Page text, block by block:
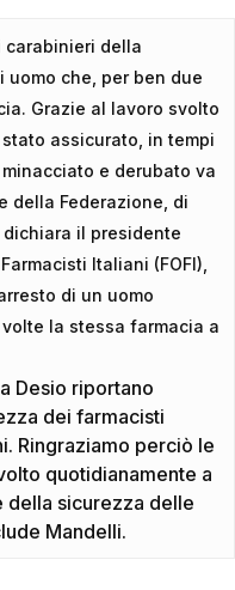
carabinieri della
uomo che, per ben due
Grazie al lavoro svolto
stato assicurato, in tempi
e derubato va
della Federazione, di
il presidente
Italiani (FOFI),
di un uomo
la stessa farmacia a
Desio riportano
dei farmacisti
Ringraziamo perciò le
quotidianamente a
della sicurezza delle
Mandelli.